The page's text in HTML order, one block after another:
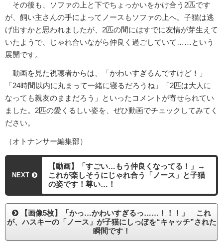
その後も、ソファの上と下でちょっかいをかけ合う2匹です
が、飼い主さんの手によってノースもソファの上へ。子猫は逃
げ出すかと思われましたが、2匹の間にはすでに友情が芽生えて
いたようで、じゃれ合いながら仲良く過ごしていて……という
展開です。
動画を見た視聴者からは、「かわいすぎるんですけど！」
「24時間以内に丸まって一緒に寝るだろうね」「2匹は大人に
なっても親友のままだろう」といったコメントが寄せられてい
ました。2匹の愛くるしい姿を、ぜひ動画でチェックしてみてく
ださい。
（オトナンサー編集部）
NEXT
【動画】「すごい…もう仲良くなってる！」→
これが楽しそうにじゃれ合う「ノース」と子猫
の姿です！尊い…！
【画像5枚】「かっ…かわいすぎるっ……！！！」 これ
が、ハスキーの「ノース」が子猫にしっぽを“キャッチ”された
瞬間です！